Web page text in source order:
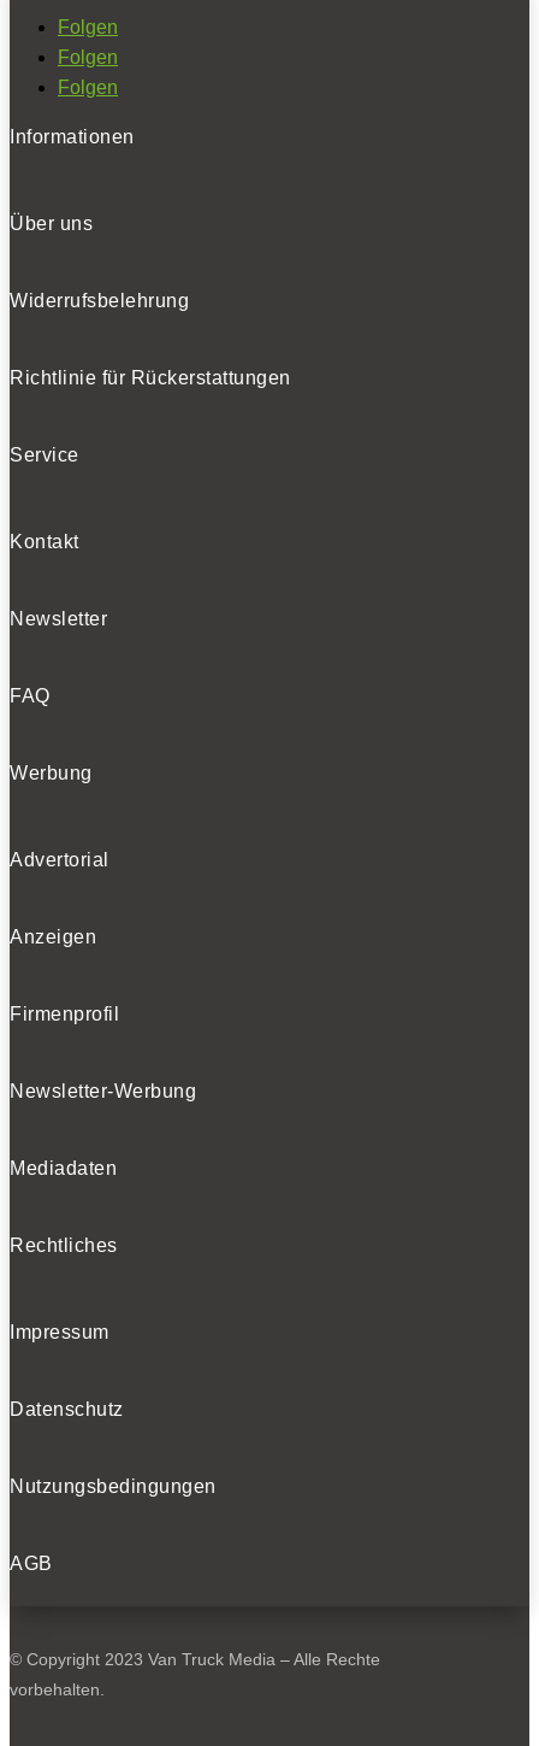
Folgen
Folgen
Folgen
Informationen
Über uns
Widerrufsbelehrung
Richtlinie für Rückerstattungen
Service
Kontakt
Newsletter
FAQ
Werbung
Advertorial
Anzeigen
Firmenprofil
Newsletter-Werbung
Mediadaten
Rechtliches
Impressum
Datenschutz
Nutzungsbedingungen
AGB
© Copyright 2023 Van Truck Media – Alle Rechte
vorbehalten.